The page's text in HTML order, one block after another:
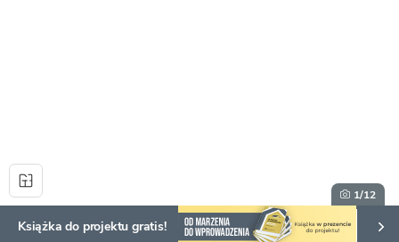
1/12
Książka do projektu gratis!